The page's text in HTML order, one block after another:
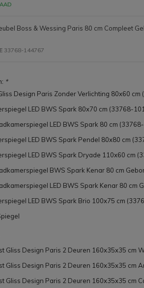
Boss & Wessing Paris 80 cm Compleet
33768-144767
*
Design Paris Zonder Verlichting 80x60 cm
LED BWS Spark 80x70 cm (33768-
LED BWS Spark 80 cm
LED BWS Spark Pendel 80x80 cm
LED BWS Spark Dryade 110x60 cm
BWS Spark Kenar 80 cm
LED BWS Spark Kenar 80 cm
LED BWS Spark Brio 100x75 cm
Gliss Design Paris 2 Deuren 160x35x35 cm
Gliss Design Paris 2 Deuren 160x35x35 cm
Gliss Design Paris 2 Deuren 160x35x35 cm